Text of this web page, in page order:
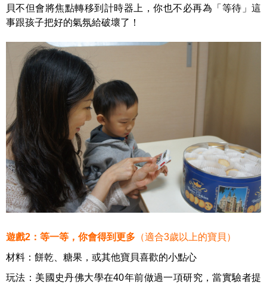
貝不但會將焦點轉移到計時器上，你也不必再為「等待」這
事跟孩子把好的氣氛給破壞了！
遊戲2：等一等，你會得到更多 （適合3歲以上的寶貝）
材料：餅乾、糖果，或其他寶貝喜歡的小點心
玩法：美國史丹佛大學在40年前做過一項研究，當實驗者提